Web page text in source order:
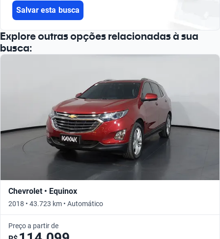
Salvar esta busca
Explore outras opções relacionadas à sua
busca:
Chevrolet • Equinox
2018 • 43.723 km • Automático
Preço a partir de